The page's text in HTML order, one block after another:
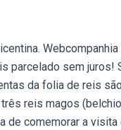
parcelado sem
da folia de reis
reis magos
de comemorar a